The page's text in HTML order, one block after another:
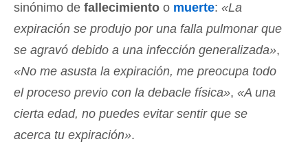
sinónimo de fallecimiento o muerte: «La
expiración se produjo por una falla pulmonar que
se agravó debido a una infección generalizada»,
«No me asusta la expiración, me preocupa todo
el proceso previo con la debacle física», «A una
cierta edad, no puedes evitar sentir que se
acerca tu expiración».